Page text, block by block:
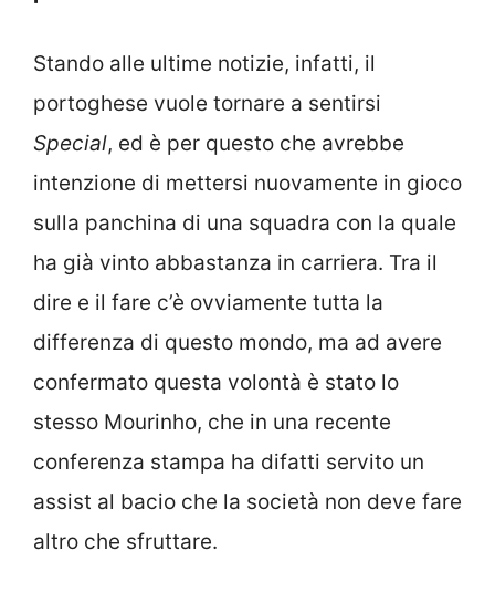
Stando alle ultime notizie, infatti, il
portoghese vuole tornare a sentirsi
Special, ed è per questo che avrebbe
intenzione di mettersi nuovamente in gioco
sulla panchina di una squadra con la quale
ha già vinto abbastanza in carriera. Tra il
dire e il fare c’è ovviamente tutta la
differenza di questo mondo, ma ad avere
confermato questa volontà è stato lo
stesso Mourinho, che in una recente
conferenza stampa ha difatti servito un
assist al bacio che la società non deve fare
altro che sfruttare.